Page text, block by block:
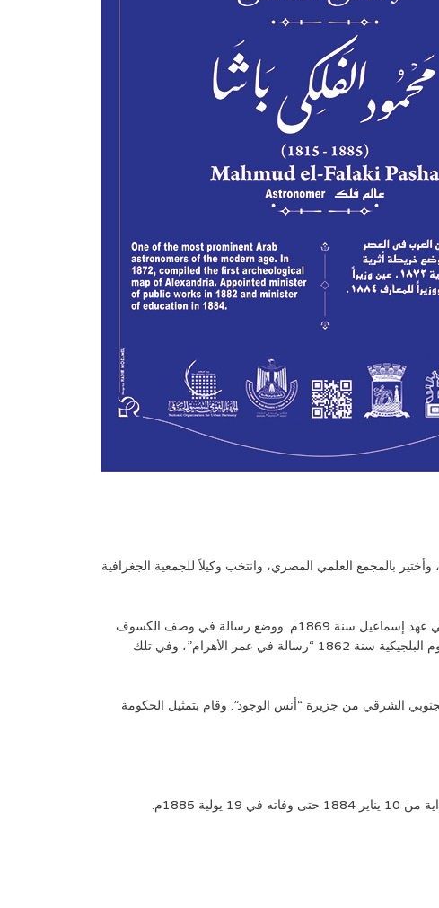
وأختير بالمجمع العلمي المصري، وانتخب وكيلاً للجمعية الجغرافية
وعمل على استكمال أجهزة المرصد التي وصلت بعد وفاة سعيد، وبدأ في سنة 1859م في رسم خريطة للقطر المصري، وأنجزها في عهد إسماعيل سنة 1869م. ووضع رسالة في وصف الكسوف
الكلي للشمس في دنقلة يوم 8 يولية 1860، وقدمها إلى أكاديمية العلوم في باريس وطبعت سنة 1861م، زنشرت له أكاديمية العلوم البلجيكية سنة 1862 “رسالة في عمر الأهرام”، وفي تلك
الشرقي من جزيرة “أنس الوجود”. وقام بتمثيل الحكومة